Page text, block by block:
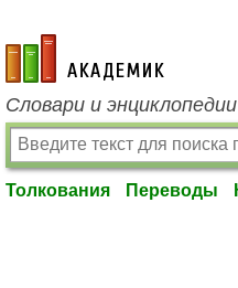
academic.ru
Словари и
Толкования Переводы